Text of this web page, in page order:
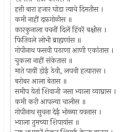
हत्ती बारा हजार घोडा त्याचे दिमतीस ।
कमी नाहीं दारुगोळीस ॥
कारकुनाला वचनीं दिलें हिंवरें बक्षीस ।
फितिवले लोभी ब्राह्यणांस ॥
गोपीनाथ फसवी पठाणा आणी एकांतास ।
चुकला नाहीं संकेतास ॥
माते पायीं डोई ठेवी, लपवी हत्यारास ।
बरोबर आला बेतास ॥
समीप येतां शिवाजी जसा भ्याला व्याघ्रास ।
कमी करी आपल्या चालीस ॥
गोपीनाथ सुचना देई भोळ्या यवनास ।
भ्याला तुमच्या शिपायांस ॥